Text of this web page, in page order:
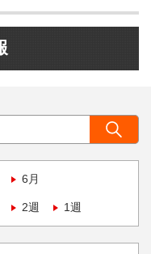
6月
2週 1週